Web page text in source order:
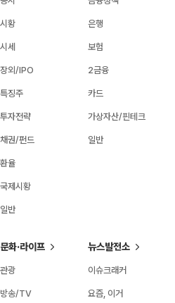
시황
시세
장외/IPO
특징주
투자전략
채권/펀드
환율
국제시황
일반
은행
보험
2금융
카드
가상자산/핀테크
일반
문화·라이프
관광
방송/TV
뉴스발전소
이슈크래커
요즘, 이거